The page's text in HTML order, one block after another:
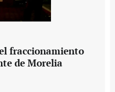
fraccionamiento
de Morelia